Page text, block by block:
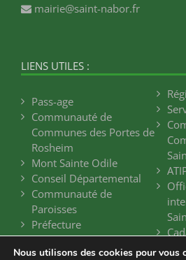
mairie@saint-nabor.fr
LIENS UTILES :
Pass-age
Communauté de
Communes des Portes de
Rosheim
Mont Sainte Odile
Conseil Départemental
Communauté de
Paroisses
Préfecture
Nous utilisons des cookies pour vous